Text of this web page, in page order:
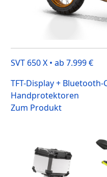
SVT 650 X • ab 7.999 €
TFT-Display +
Handprotektoren
Zum Produkt